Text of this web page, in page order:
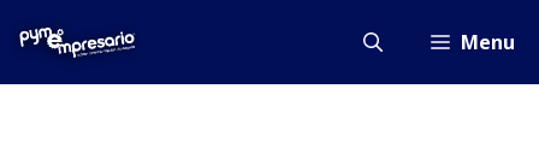
Menu